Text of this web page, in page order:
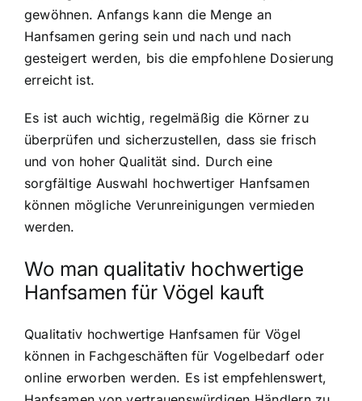
gewöhnen. Anfangs kann die Menge an
Hanfsamen gering sein und nach und nach
gesteigert werden, bis die empfohlene Dosierung
erreicht ist.
Es ist auch wichtig, regelmäßig die Körner zu
überprüfen und sicherzustellen, dass sie frisch
und von hoher Qualität sind. Durch eine
sorgfältige Auswahl hochwertiger Hanfsamen
können mögliche Verunreinigungen vermieden
werden.
Wo man qualitativ hochwertige
Hanfsamen für Vögel kauft
Qualitativ hochwertige Hanfsamen für Vögel
können in Fachgeschäften für Vogelbedarf oder
online erworben werden. Es ist empfehlenswert,